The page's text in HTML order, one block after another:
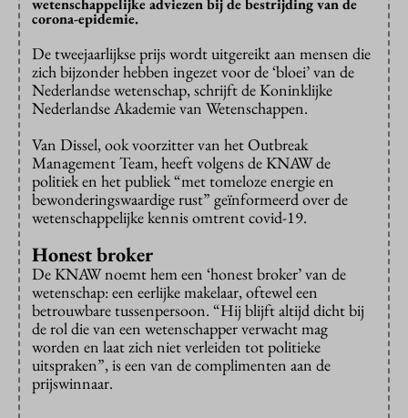
wetenschappelijke adviezen bij de bestrijding van de
corona-epidemie.
De tweejaarlijkse prijs wordt uitgereikt aan mensen die
zich bijzonder hebben ingezet voor de ‘bloei’ van de
Nederlandse wetenschap, schrijft de Koninklijke
Nederlandse Akademie van Wetenschappen.
Van Dissel, ook voorzitter van het Outbreak
Management Team, heeft volgens de KNAW de
politiek en het publiek “met tomeloze energie en
bewonderingswaardige rust” geïnformeerd over de
wetenschappelijke kennis omtrent covid-19.
Honest broker
De KNAW noemt hem een ‘honest broker’ van de
wetenschap: een eerlijke makelaar, oftewel een
betrouwbare tussenpersoon. “Hij blijft altijd dicht bij
de rol die van een wetenschapper verwacht mag
worden en laat zich niet verleiden tot politieke
uitspraken”, is een van de complimenten aan de
prijswinnaar.